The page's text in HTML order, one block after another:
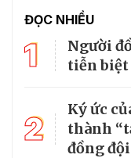
ĐỌC NHIỀU
1
Người
tiễn biệt
2
Ký ức
thành
đồng đội